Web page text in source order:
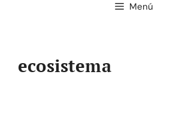
Menú
ecosistema